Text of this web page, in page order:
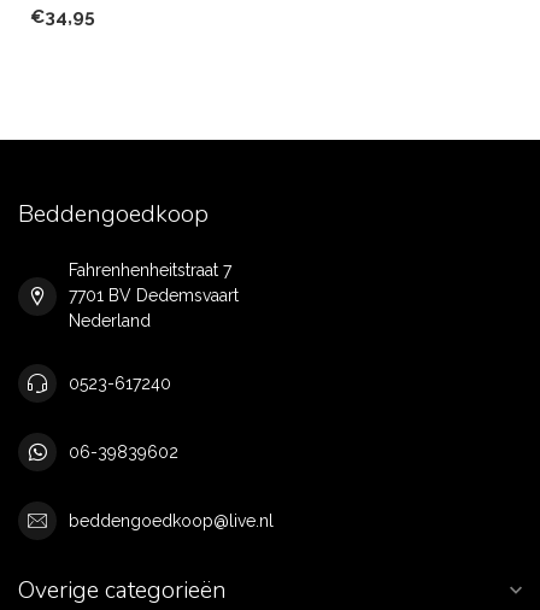
€34,95
Beddengoedkoop
Fahrenhenheitstraat 7
7701 BV Dedemsvaart
Nederland
0523-617240
06-39839602
beddengoedkoop@live.nl
Overige categorieën